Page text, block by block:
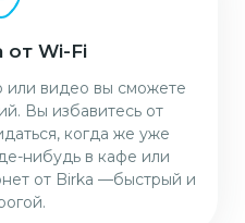
от Wi-Fi
или видео вы сможете
Вы избавитесь от
когда же уже
нибудь в кафе или
от Birka —быстрый и